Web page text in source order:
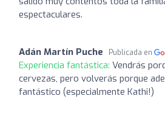
espectaculares.
Adán Martín Puche Publicada en
Experiencia fantástica: Vendrás
cervezas, pero volverás porque
fantástico (especialmente Kathi!)